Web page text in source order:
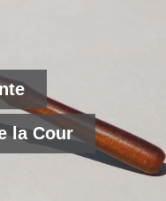
la Cour